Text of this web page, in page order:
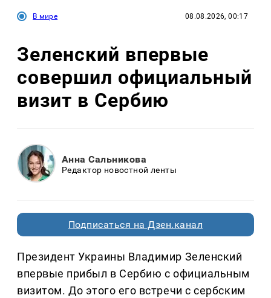
В мире 08.08.2026, 00:17
Зеленский впервые
совершил официальный
визит в Сербию
Анна Сальникова
Редактор новостной ленты
Подписаться на Дзен.канал
Президент Украины Владимир Зеленский
впервые прибыл в Сербию с официальным
визитом. До этого его встречи с сербским